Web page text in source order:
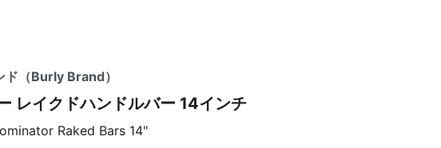
ド（Burly Brand）
レイクドハンドルバー 14インチ
Raked Bars 14"